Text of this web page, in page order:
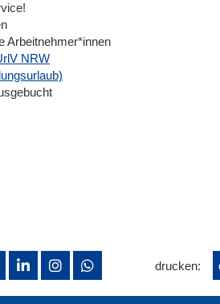
Arbeitnehmer*innen
NRW
drucken: